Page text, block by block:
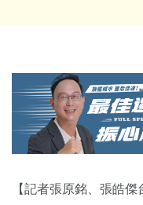
【記者張原銘、張皓